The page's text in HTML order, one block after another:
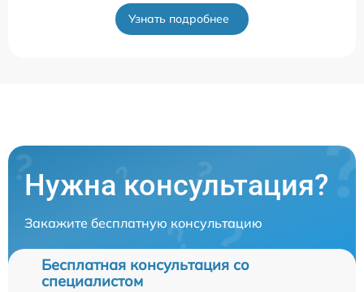
Узнать подробнее
Нужна консультация?
Закажите бесплатную консультацию
Бесплатная консультация со
специалистом